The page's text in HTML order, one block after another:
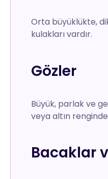
Orta büyüklükte,
kulakları vardır.
Gözler
Büyük, parlak ve
veya altın
Bacaklar